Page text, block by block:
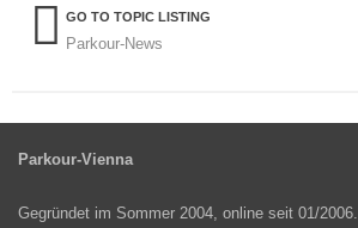
GO TO TOPIC LISTING
Parkour-News
Parkour-Vienna
Gegründet im Sommer 2004, online seit 01/2006.